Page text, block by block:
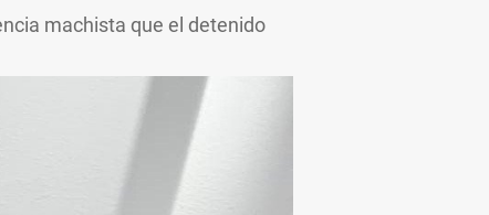
machista que el detenido